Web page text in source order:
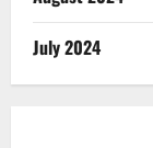
July 2024